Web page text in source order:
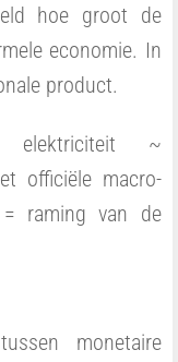
hoe groot de
economie. In
product.
elektriciteit ~
officiële macro-
= raming van de
monetaire